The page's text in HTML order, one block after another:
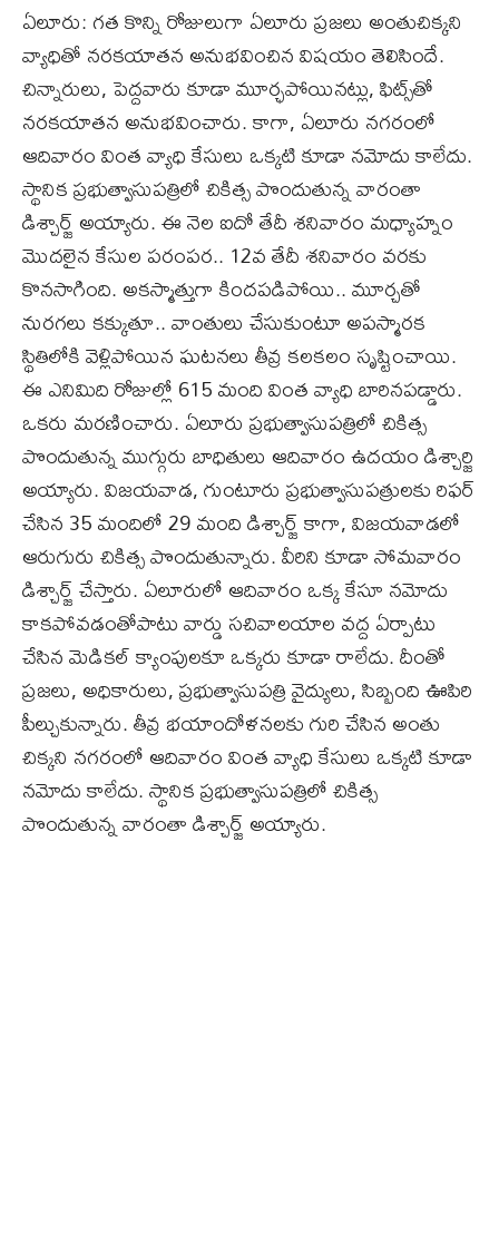
ఏలూరు: గత కొన్ని రోజులుగా ఏలూరు ప్రజలు అంతుచిక్కని
వ్యాధితో నరకయాతన అనుభవించిన విషయం తెలిసిందే.
చిన్నారులు, పెద్దవారు కూడా మూర్ఛపోయినట్లు, ఫిట్స్‌తో
నరకయాతన అనుభవించారు. కాగా, ఏలూరు నగరంలో
ఆదివారం వింత వ్యాధి కేసులు ఒక్కటి కూడా నమోదు కాలేదు.
స్థానిక ప్రభుత్వాసుపత్రిలో చికిత్స పొందుతున్న వారంతా
డిశ్చార్జ్‌ అయ్యారు. ఈ నెల ఐదో తేదీ శనివారం మధ్యాహ్నం
మొదలైన కేసుల పరంపర.. 12వ తేదీ శనివారం వరకు
కొనసాగింది. అకస్మాత్తుగా కిందపడిపోయి.. మూర్చతో
నురగలు కక్కుతూ.. వాంతులు చేసుకుంటూ అపస్మారక
స్థితిలోకి వెళ్లిపోయిన ఘటనలు తీవ్ర కలకలం సృష్టించాయి.
ఈ ఎనిమిది రోజుల్లో 615 మంది వింత వ్యాధి బారినపడ్డారు.
ఒకరు మరణించారు. ఏలూరు ప్రభుత్వాసుపత్రిలో చికిత్స
పొందుతున్న ముగ్గురు బాధితులు ఆదివారం ఉదయం డిశ్చార్జి
అయ్యారు. విజయవాడ, గుంటూరు ప్రభుత్వాసుపత్రులకు రిఫర్‌
చేసిన 35 మందిలో 29 మంది డిశ్చార్జ్‌ కాగా, విజయవాడలో
ఆరుగురు చికిత్స పొందుతున్నారు. వీరిని కూడా సోమవారం
డిశ్చార్జ్‌ చేస్తారు. ఏలూరులో ఆదివారం ఒక్క కేసూ నమోదు
కాకపోవడంతోపాటు వార్డు సచివాలయాల వద్ద ఏర్పాటు
చేసిన మెడికల్‌ క్యాంపులకూ ఒక్కరు కూడా రాలేదు. దీంతో
ప్రజలు, అధికారులు, ప్రభుత్వాసుపత్రి వైద్యులు, సిబ్బంది ఊపిరి
పీల్చుకున్నారు. తీవ్ర భయాందోళనలకు గురి చేసిన అంతు
చిక్కని నగరంలో ఆదివారం వింత వ్యాధి కేసులు ఒక్కటి కూడా
నమోదు కాలేదు. స్థానిక ప్రభుత్వాసుపత్రిలో చికిత్స
పొందుతున్న వారంతా డిశ్చార్జ్‌ అయ్యారు.